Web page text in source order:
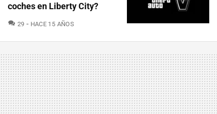
coches en Liberty City?
29 COMENTARIOS
HACE 15 AÑOS